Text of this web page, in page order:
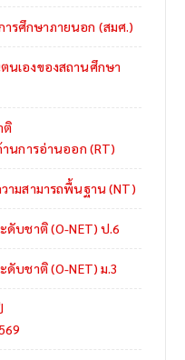
รศึกษาภายนอก (สมศ.)
นเองของสถานศึกษา
ติ
นการอ่านออก (RT)
ามสามารถพื้นฐาน (NT)
ดับชาติ (O-NET) ป.6
บชาติ (O-NET) ม.3